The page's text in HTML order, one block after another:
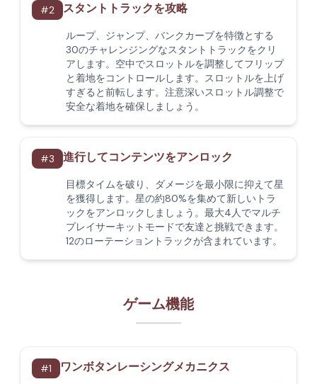
#2 スタントトラックを攻略
ループ、ジャンプ、バンクカーブを特徴とする
30のチャレンジングなスタントトラックをクリ
アします。空中でスロットルを調整してフリップ
と着地をコントロールします。スロットルを上げ
すぎると前転します。注意深いスロットル調整で
安全な着地を確保しましょう。
#3 進行してコンテンツをアンロック
目標タイムを破り、ダメージを最小限に抑えて星
を獲得します。星の約80%を集めて新しいトラ
ックをアンロックしましょう。最大4人でマルチ
プレイサーキットモードで友達と挑戦できます。
12のローテーショントラックが含まれています。
ゲーム機能
#1 ワンボタンレーシングメカニクス